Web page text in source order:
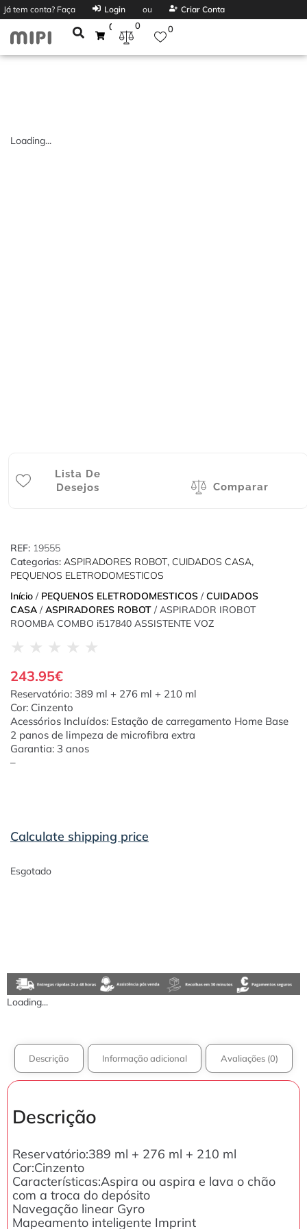
Já tem conta? Faça Login ou Criar Conta
0 0 0
Loading...
Lista De
Desejos
Comparar
REF: 19555
Categorias: ASPIRADORES ROBOT, CUIDADOS CASA,
PEQUENOS ELETRODOMESTICOS
Início / PEQUENOS ELETRODOMESTICOS / CUIDADOS
CASA / ASPIRADORES ROBOT / ASPIRADOR IROBOT
ROOMBA COMBO i517840 ASSISTENTE VOZ
★ ★ ★ ★ ★
243.95€
Reservatório: 389 ml + 276 ml + 210 ml
Cor: Cinzento
Acessórios Incluídos: Estação de carregamento Home Base
2 panos de limpeza de microfibra extra
Garantia: 3 anos
–
Calculate shipping price
Esgotado
Loading...
Descrição Informação adicional Avaliações (0)
Descrição
Reservatório:389 ml + 276 ml + 210 ml
Cor:Cinzento
Características:Aspira ou aspira e lava o chão
com a troca do depósito
Navegação linear Gyro
Mapeamento inteligente Imprint